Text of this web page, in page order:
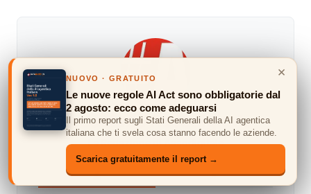
Redazione Assodigitale
La Redazione di Assodigitale
×
NUOVO · GRATUITO
Le nuove regole AI Act sono obbligatorie dal
2 agosto: ecco come adeguarsi
Il primo report sugli Stati Generali della AI agentica
italiana che ti svela cosa stanno facendo le aziende.
Scarica gratuitamente il report →